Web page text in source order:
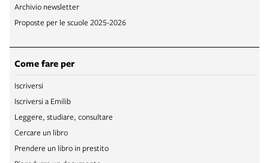
Archivio newsletter
Proposte per le scuole 2025-2026
Come fare per
Iscriversi
Iscriversi a Emilib
Leggere, studiare, consultare
Cercare un libro
Prendere un libro in prestito